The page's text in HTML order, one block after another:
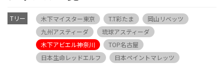
Tリー
木下マイスター東京 T.T彩たま
岡山リベッツ
九州アスティーダ
琉球アスティーダ
木下アビエル神奈川
TOP名古屋
日本生命レッドエルフ
日本ペイントマレッツ